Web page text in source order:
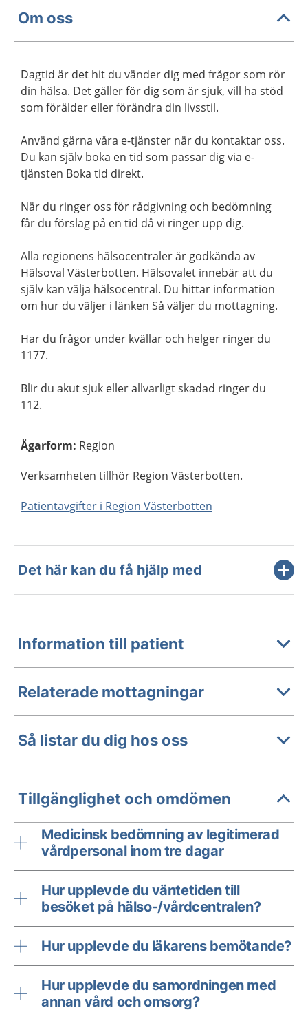
Om oss
Dagtid är det hit du vänder dig med frågor som rör
din hälsa. Det gäller för dig som är sjuk, vill ha stöd
som förälder eller förändra din livsstil.
Använd gärna våra e-tjänster när du kontaktar oss.
Du kan själv boka en tid som passar dig via e-
tjänsten Boka tid direkt.
När du ringer oss för rådgivning och bedömning
får du förslag på en tid då vi ringer upp dig.
Alla regionens hälsocentraler är godkända av
Hälsoval Västerbotten. Hälsovalet innebär att du
själv kan välja hälsocentral. Du hittar information
om hur du väljer i länken Så väljer du mottagning.
Har du frågor under kvällar och helger ringer du
1177.
Blir du akut sjuk eller allvarligt skadad ringer du
112.
Ägarform: Region
Verksamheten tillhör Region Västerbotten.
Patientavgifter i Region Västerbotten
Det här kan du få hjälp med
Information till patient
Relaterade mottagningar
Så listar du dig hos oss
Tillgänglighet och omdömen
Medicinsk bedömning av legitimerad
vårdpersonal inom tre dagar
Hur upplevde du väntetiden till
besöket på hälso-/vårdcentralen?
Hur upplevde du läkarens bemötande?
Hur upplevde du samordningen med
annan vård och omsorg?